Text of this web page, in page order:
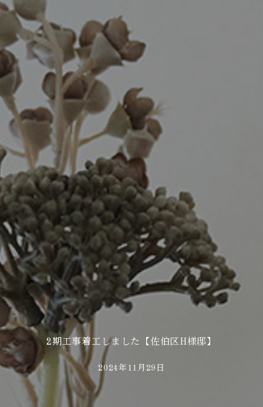
2期工事着工しました【佐伯区H様邸】
2024年11月29日